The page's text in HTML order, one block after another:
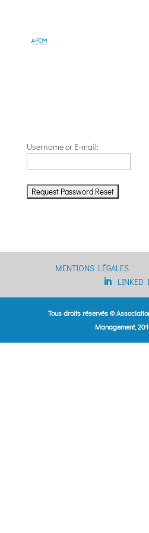
Username or E-mail:
MENTIONS LÉGALES
LINKED
Tous droits réservés ©
Management,